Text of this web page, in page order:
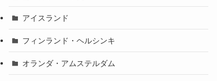
アイスランド
フィンランド・ヘルシンキ
オランダ・アムステルダム